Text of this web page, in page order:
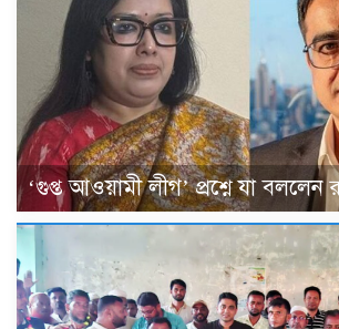
‘গুপ্ত আওয়ামী লীগ’ প্রশ্নে যা বললেন